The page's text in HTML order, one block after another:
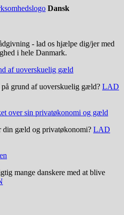
Dansk
- lad os hjælpe dig/jer med
i hele Danmark.
grund af uoverskuelig gæld? LAD
din gæld og privatøkonomi? LAD
mange danskere med at blive